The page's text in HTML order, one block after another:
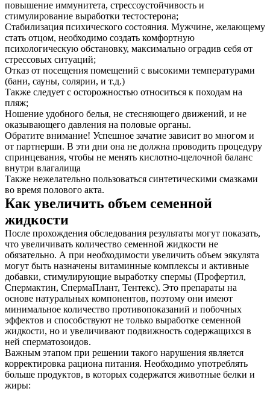
повышение иммунитета, стрессоустойчивость и
стимулирование выработки тестостерона;
Стабилизация психического состояния. Мужчине, желающему
стать отцом, необходимо создать комфортную
психологическую обстановку, максимально оградив себя от
стрессовых ситуаций;
Отказ от посещения помещений с высокими температурами
(бани, сауны, солярии, и т.д.)
Также следует с осторожностью относиться к походам на
пляж;
Ношение удобного белья, не стесняющего движений, и не
оказывающего давления на половые органы.
Обратите внимание! Успешное зачатие зависит во многом и
от партнерши. В эти дни она не должна проводить процедуру
спринцевания, чтобы не менять кислотно-щелочной баланс
внутри влагалища
Также нежелательно пользоваться синтетическими смазками
во время полового акта.
Как увеличить объем семенной
жидкости
После прохождения обследования результаты могут показать,
что увеличивать количество семенной жидкости не
обязательно. А при необходимости увеличить объем эякулята
могут быть назначены витаминные комплексы и активные
добавки, стимулирующие выработку спермы (Профертил,
Спермактин, СпермаПлант, Тентекс). Это препараты на
основе натуральных компонентов, поэтому они имеют
минимальное количество противопоказаний и побочных
эффектов и способствуют не только выработке семенной
жидкости, но и увеличивают подвижность содержащихся в
ней сперматозоидов.
Важным этапом при решении такого нарушения является
корректировка рациона питания. Необходимо употреблять
больше продуктов, в которых содержатся животные белки и
жиры: